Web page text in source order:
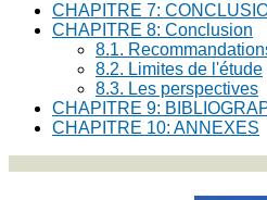
CHAPITRE 7:
CHAPITRE 8: Conclusion
8.1.
8.2. Limites de l'étude
8.3. Les perspectives
CHAPITRE 9:
CHAPITRE 10: ANNEXES